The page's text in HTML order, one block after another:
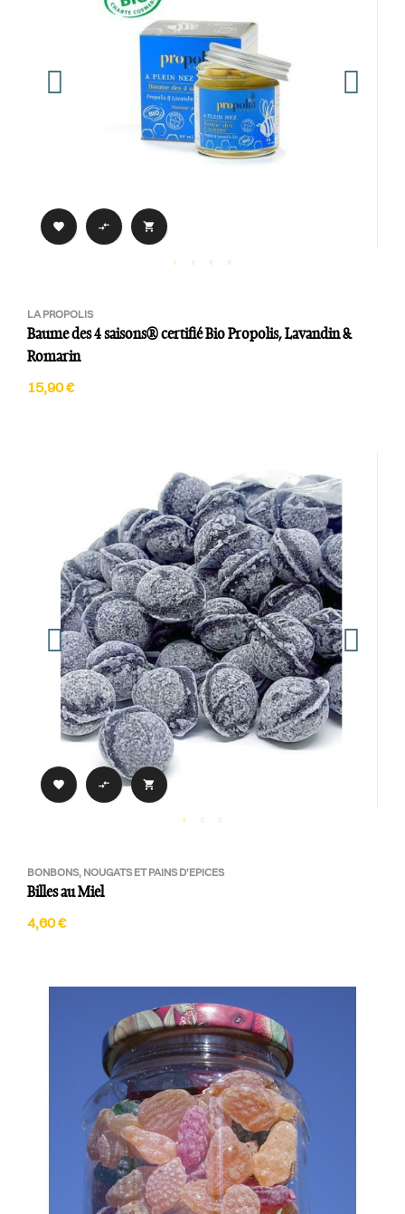
  
LA PROPOLIS
Baume des 4 saisons® certifié Bio Propolis, Lavandin &
Romarin
15,90 €
  
BONBONS, NOUGATS ET PAINS D'EPICES
Billes au Miel
4,60 €